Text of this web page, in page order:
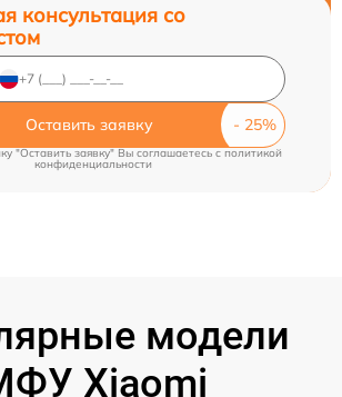
консультация со
Оставить заявку
"Оставить заявку" Вы соглашаетесь cполитикой
конфиденциальности
модели
Xiaomi